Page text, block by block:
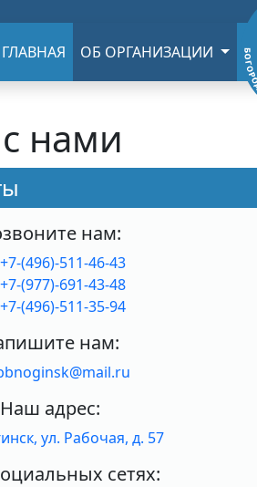
ГЛАВНАЯ ОБ ОРГАНИЗАЦИИ
нами
нам:
+7-(496)-511-46-43
+7-(977)-691-43-48
+7-(496)-511-35-94
нам:
Наш адрес:
ул. Рабочая, д. 57
сетях: